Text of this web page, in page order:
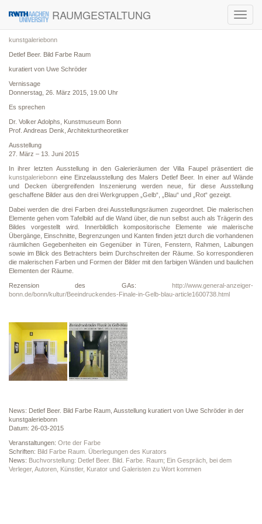
RAUMGESTALTUNG
kunstgaleriebonn
Detlef Beer. Bild Farbe Raum
kuratiert von Uwe Schröder
Vernissage
Donnerstag, 26. März 2015, 19.00 Uhr
Es sprechen
Dr. Volker Adolphs, Kunstmuseum Bonn
Prof. Andreas Denk, Architekturtheoretiker
Ausstellung
27. März – 13. Juni 2015
In ihrer letzten Ausstellung in den Galerieräumen der Villa Faupel präsentiert die
kunstgaleriebonn eine Einzelausstellung des Malers Detlef Beer. In einer auf Wände
und Decken übergreifenden Inszenierung werden neue, für diese Ausstellung
geschaffene Bilder aus den drei Werkgruppen „Gelb“, „Blau“ und „Rot“ gezeigt.
Dabei werden die drei Farben drei Ausstellungsräumen zugeordnet. Die malerischen
Elemente gehen vom Tafelbild auf die Wand über, die nun selbst auch als Trägerin des
Bildes vorgestellt wird. Innerbildlich kompositorische Elemente wie malerische
Übergänge, Einschnitte, Begrenzungen und Kanten finden jetzt durch die vorhandenen
räumlichen Gegebenheiten ein Gegenüber in Türen, Fenstern, Rahmen, Laibungen
sowie im Blick des Betrachters beim Durchschreiten der Räume. So korrespondieren
die malerischen Farben und Formen der Bilder mit den farbigen Wänden und baulichen
Elementen der Räume.
Rezension des GAs: http://www.general-anzeiger-
bonn.de/bonn/kultur/Beeindruckendes-Finale-in-Gelb-blau-article1600738.html
News: Detlef Beer. Bild Farbe Raum, Ausstellung kuratiert von Uwe Schröder in der
kunstgaleriebonn
Datum: 26-03-2015
Veranstaltungen: Orte der Farbe
Schriften: Bild Farbe Raum. Überlegungen des Kurators
News: Buchvorstellung: Detlef Beer. Bild. Farbe. Raum; Ein Gespräch, bei dem
Verleger, Autoren, Künstler, Kurator und Galeristen zu Wort kommen